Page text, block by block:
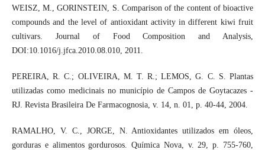
WEISZ, M., GORINSTEIN, S. Comparison of the content of bioactive
compounds and the level of antioxidant activity in different kiwi fruit
cultivars. Journal of Food Composition and Analysis,
DOI:10.1016/j.jfca.2010.08.010, 2011.
PEREIRA, R. C.; OLIVEIRA, M. T. R.; LEMOS, G. C. S. Plantas
utilizadas como medicinais no município de Campos de Goytacazes -
RJ. Revista Brasileira De Farmacognosia, v. 14, n. 01, p. 40-44, 2004.
RAMALHO, V. C., JORGE, N. Antioxidantes utilizados em óleos,
gorduras e alimentos gordurosos. Química Nova, v. 29, p. 755-760,